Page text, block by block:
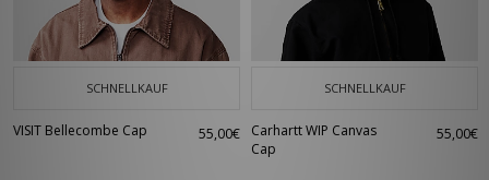
SCHNELLKAUF
VISIT Bellecombe Cap 55,00€
SCHNELLKAUF
Carhartt WIP Canvas
Cap
55,00€